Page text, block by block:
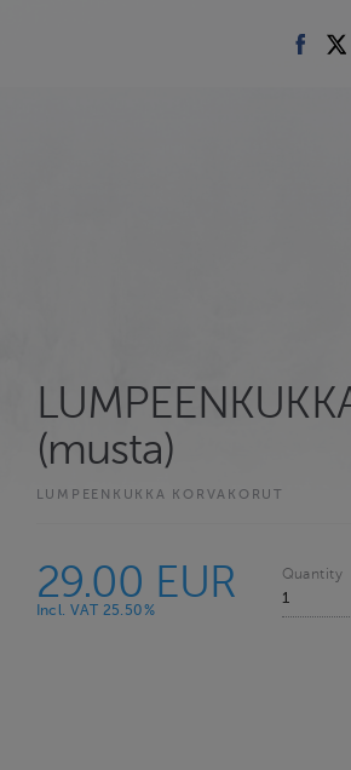
(musta)
LUMPEENKUKKA KORVAKORUT
29.00 EUR
Incl. VAT 25.50%
Quantity